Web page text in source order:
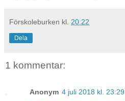
Förskoleburken kl. 20:22
Dela
1 kommentar:
Anonym 4 juli 2018 kl. 23:29